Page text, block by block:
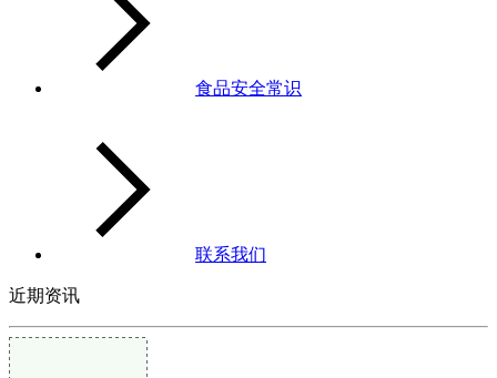
食品安全常识
联系我们
近期资讯